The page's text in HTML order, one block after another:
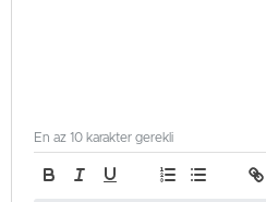
En az 10 karakter gerekli